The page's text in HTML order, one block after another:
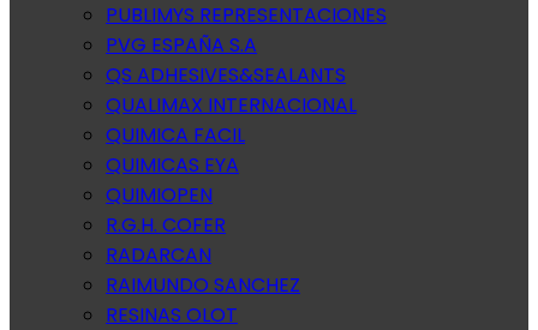
PUBLIMYS REPRESENTACIONES
PVG ESPAÑA S.A
QS ADHESIVES&SEALANTS
QUALIMAX INTERNACIONAL
QUIMICA FACIL
QUIMICAS EYA
QUIMIOPEN
R.G.H. COFER
RADARCAN
RAIMUNDO SANCHEZ
RESINAS OLOT